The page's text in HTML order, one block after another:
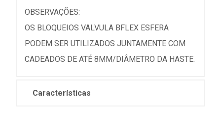
OBSERVAÇÕES:
OS BLOQUEIOS VALVULA BFLEX ESFERA
PODEM SER UTILIZADOS JUNTAMENTE COM
CADEADOS DE ATÉ 8MM/DIÂMETRO DA HASTE.
Características